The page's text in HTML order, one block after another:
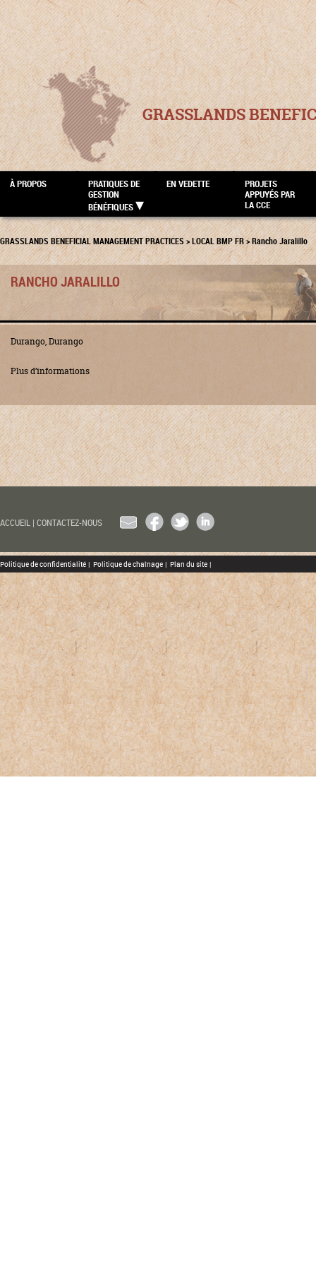
GRASSLANDS
À PROPOS
PRATIQUES DE
GESTION
BÉNÉFIQUES
EN VEDETTE
PROJETS
APPUYÉS PAR
LA CCE
GRASSLANDS BENEFICIAL MANAGEMENT PRACTICES>LOCAL BMP FR>Rancho Jaralillo
RANCHO JARALILLO
Durango, Durango
Plus d’informations
ACCUEIL | CONTACTEZ-NOUS
Politique de confidentialité | Politique de chaînage | Plan du site |